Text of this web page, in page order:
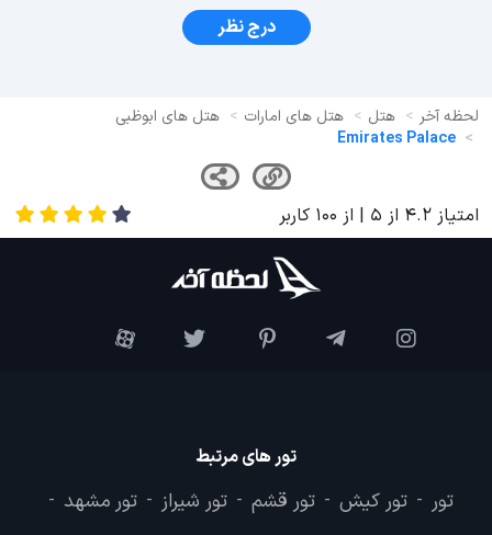
درج نظر
لحظه آخر هتل هتل های امارات
هتل های ابوظبی
Emirates Palace
امتیاز 4.2 از 5 | از 100 کاربر
تور های مرتبط
تور - تور کیش - تور قشم - تور شیراز - تور مشهد -